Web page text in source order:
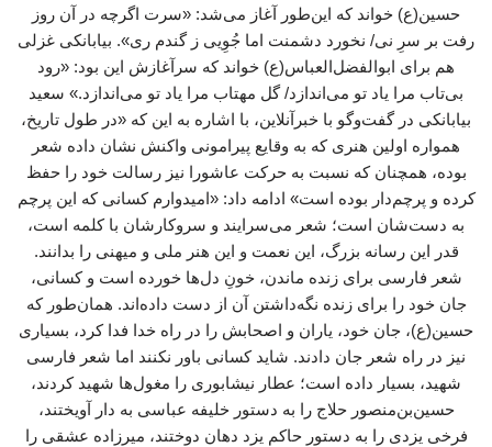
حسین(ع) خواند که این‌طور آغاز می‌شد: «سرت اگرچه در آن روز
رفت بر سرِ نی/ نخورد دشمنت اما جُوِیی ز گندم ری». بیابانکی غزلی
هم برای ابوالفضل‌العباس(ع) خواند که سرآغازش این بود: «رود
بی‌تاب مرا یاد تو می‌اندازد/ گل مهتاب مرا یاد تو می‌اندازد.» سعید
بیابانکی در گفت‌وگو با خبرآنلاین، با اشاره به این که «در طول تاریخ،
همواره اولین هنری که به وقایع پیرامونی واکنش نشان داده شعر
بوده، همچنان که نسبت به حرکت عاشورا نیز رسالت خود را حفظ
کرده و پرچم‌دار بوده است» ادامه داد: «امیدوارم کسانی که این پرچم
به دست‌شان است؛ شعر می‌سرایند و سروکارشان با کلمه است،
قدر این رسانه بزرگ، این نعمت و این هنر ملی و میهنی را بدانند.
شعر فارسی برای زنده ماندن، خونِ دل‌ها خورده است و کسانی،
جان خود را برای زنده نگه‌داشتن آن از دست داده‌اند. همان‌طور که
حسین(ع)، جان خود، یاران و اصحابش را در راه خدا فدا کرد، بسیاری
نیز در راه شعر جان دادند. شاید کسانی باور نکنند اما شعر فارسی
شهید، بسیار داده است؛ عطار نیشابوری را مغول‌ها شهید کردند،
حسین‌بن‌منصور حلاج را به دستور خلیفه عباسی به دار آویختند،
فرخی یزدی را به دستور حاکم یزد دهان دوختند، میرزاده عشقی را